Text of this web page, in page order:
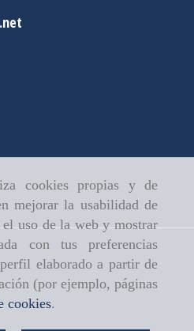
cookies propias y de
mejorar la usabilidad de
uso de la web y mostrar
con tus preferencias
elaborado a partir de
(por ejemplo, páginas
cookies.